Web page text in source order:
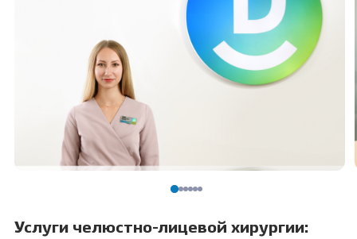
Услуги челюстно-лицевой хирургии: